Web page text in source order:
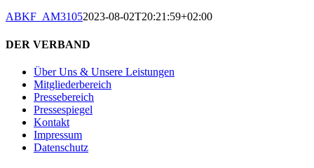
ABKF_AM31052023-08-02T20:21:59+02:00
DER VERBAND
Über Uns & Unsere Leistungen
Mitgliederbereich
Pressebereich
Pressespiegel
Kontakt
Impressum
Datenschutz